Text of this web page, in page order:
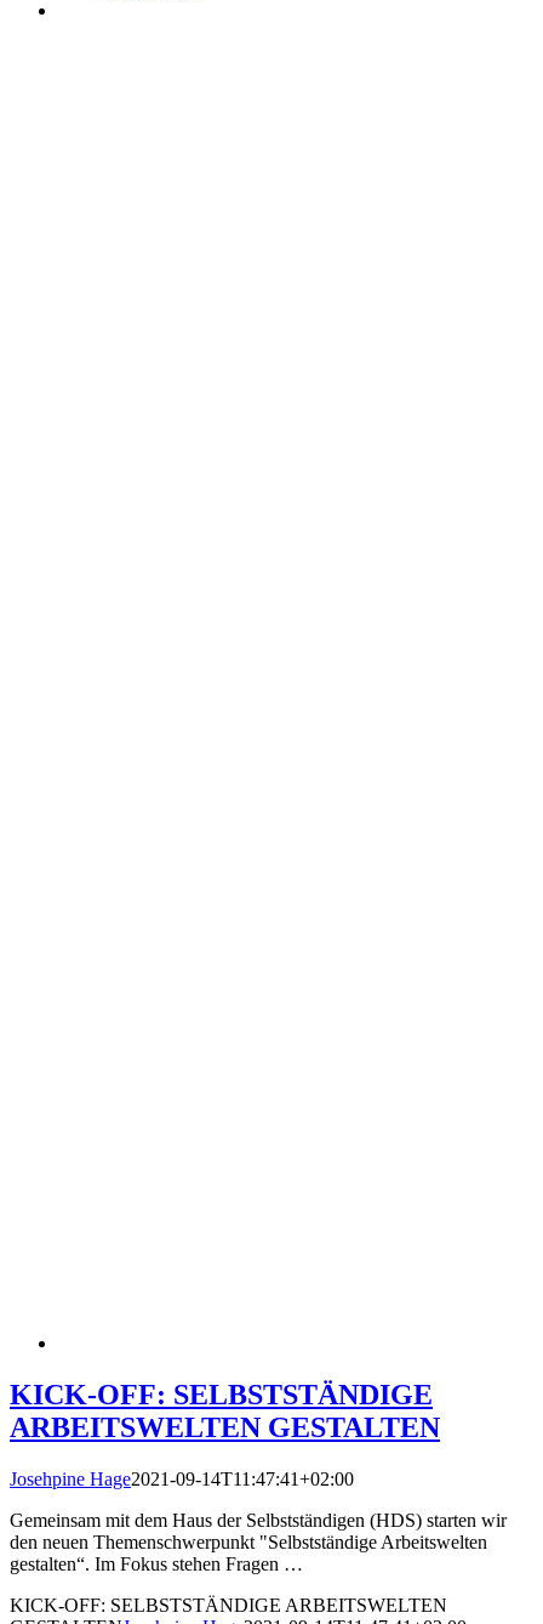
KICK-OFF: SELBSTSTÄNDIGE
ARBEITSWELTEN GESTALTEN
Josehpine Hage2021-09-14T11:47:41+02:00
Gemeinsam mit dem Haus der Selbstständigen (HDS) starten wir
den neuen Themenschwerpunkt "Selbstständige Arbeitswelten
gestalten“. Im Fokus stehen Fragen …
KICK-OFF: SELBSTSTÄNDIGE ARBEITSWELTEN